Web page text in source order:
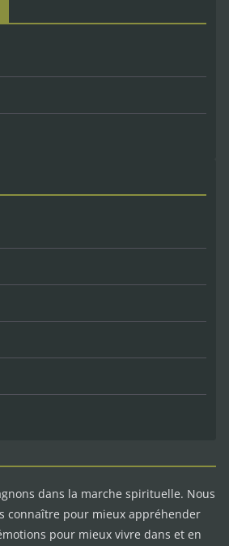
dans la marche spirituelle. Nous
connaître pour mieux appréhender
pour mieux vivre dans et en